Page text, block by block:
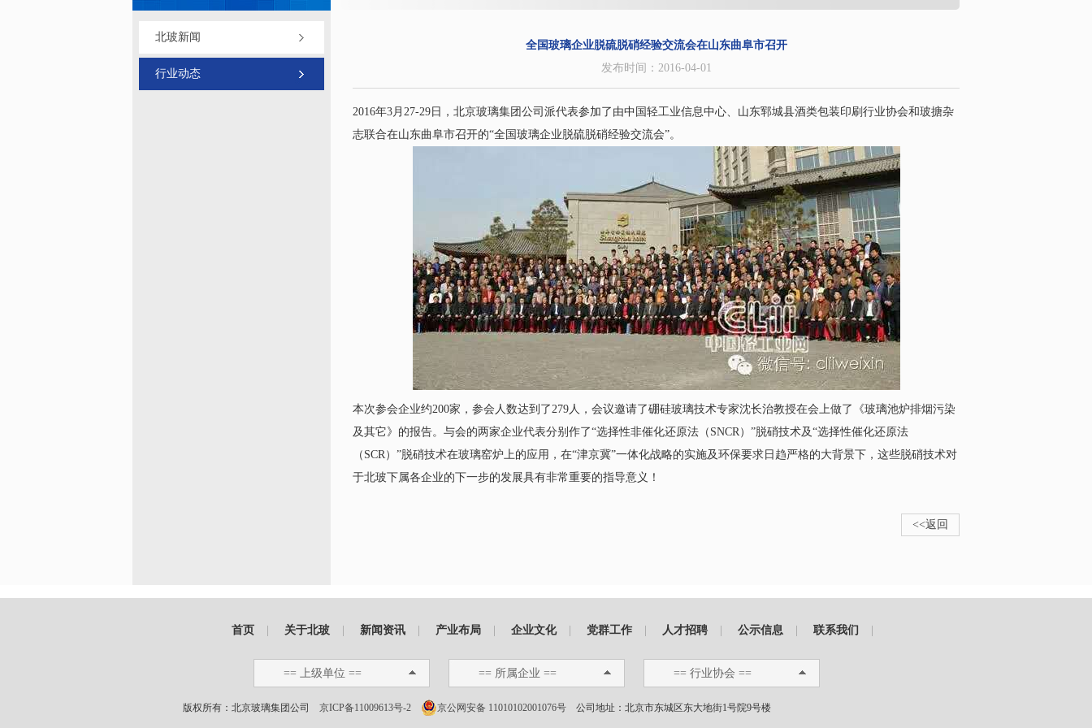
北玻新闻
行业动态
全国玻璃企业脱硫脱硝经验交流会在山东曲阜市召开
发布时间：2016-04-01
2016年3月27-29日，北京玻璃集团公司派代表参加了由中国轻工业信息中心、山东郓城县酒类包装印刷行业协会和玻搪杂
志联合在山东曲阜市召开的“全国玻璃企业脱硫脱硝经验交流会”。
本次参会企业约200家，参会人数达到了279人，会议邀请了硼硅玻璃技术专家沈长治教授在会上做了《玻璃池炉排烟污染
及其它》的报告。与会的两家企业代表分别作了“选择性非催化还原法（SNCR）”脱硝技术及“选择性催化还原法
（SCR）”脱硝技术在玻璃窑炉上的应用，在“津京冀”一体化战略的实施及环保要求日趋严格的大背景下，这些脱硝技术对
于北玻下属各企业的下一步的发展具有非常重要的指导意义！
<<返回
首页 关于北玻 新闻资讯 产业布局 企业文化 党群工作 人才招聘 公示信息 联系我们
== 上级单位 == == 所属企业 == == 行业协会 ==
版权所有：北京玻璃集团公司 京ICP备11009613号-2 京公网安备 11010102001076号 公司地址：北京市东城区东大地街1号院9号楼